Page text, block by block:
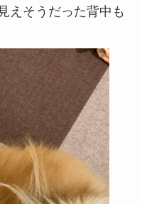
えそうだった背中も